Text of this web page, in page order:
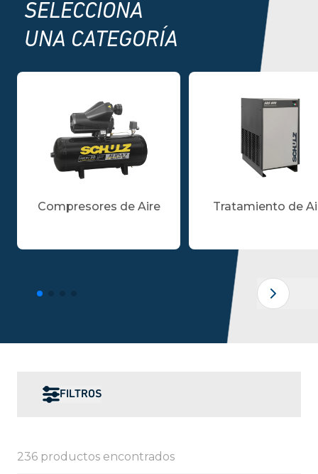
SELECCIONÁ
UNA CATEGORÍA
Compresores de Aire Tratamiento de
FILTROS
236 productos encontrados